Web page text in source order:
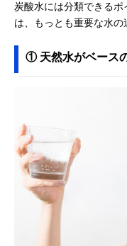
炭酸水には分類できる
は、もっとも重要な水の
① 天然水がベース